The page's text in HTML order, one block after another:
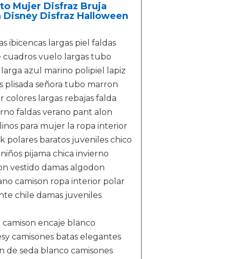
Mujer Disfraz Bruja
Disney Disfraz Halloween
ibicencas largas piel faldas
cuadros vuelo largas tubo
azul marino polipiel lapiz
plisada señora tubo marron
colores largas rebajas falda
faldas verano pant alon
para mujer la ropa interior
polares baratos juveniles chico
pijama chica invierno
vestido damas algodon
camison ropa interior polar
chile damas juveniles
encaje blanco
camisones batas elegantes
de seda blanco camisones